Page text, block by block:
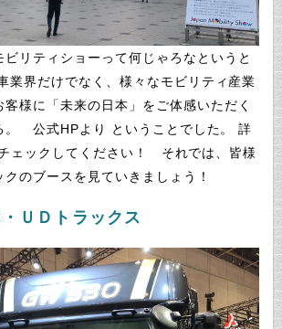
ビリティショーって何じゃろなというと
業界だけでなく、様々なモビリティ産業
客様に「未来の日本」をご体感いただく
。 公式HPより
ックしてください！ それでは、皆様
ＵＤトラックス